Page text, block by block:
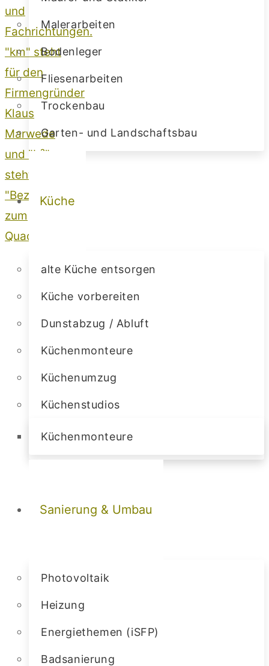
Malerarbeiten
Bodenleger
Fliesenarbeiten
Trockenbau
Garten- und Landschaftsbau
Küche
alte Küche entsorgen
Küche vorbereiten
Dunstabzug / Abluft
Küchenmonteure
Küchenumzug
Küchenstudios
Küchenmonteure
Sanierung & Umbau
Photovoltaik
Heizung
Energiethemen (iSFP)
Badsanierung